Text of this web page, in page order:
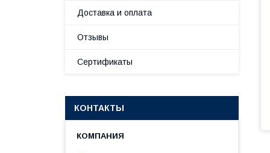
Доставка и оплата
Отзывы
Сертификаты
КОНТАКТЫ